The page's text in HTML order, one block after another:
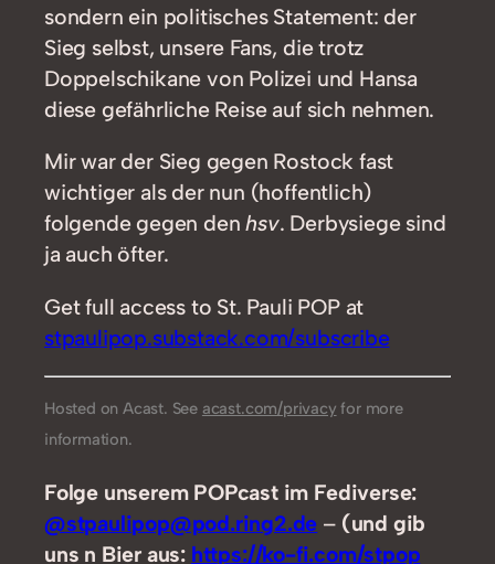
sondern ein politisches Statement: der
Sieg selbst, unsere Fans, die trotz
Doppelschikane von Polizei und Hansa
diese gefährliche Reise auf sich nehmen.
Mir war der Sieg gegen Rostock fast
wichtiger als der nun (hoffentlich)
folgende gegen denhsv. Derbysiege sind
ja auch öfter.
Get full access to St. Pauli POP at
stpaulipop.substack.com/subscribe
Hosted on Acast. See acast.com/privacy for more
information.
Folge unserem POPcast im Fediverse:
@stpaulipop@pod.ring2.de – (und gib
uns n Bier aus: https://ko-fi.com/stpop